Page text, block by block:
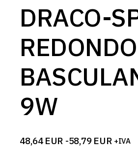
DRACO-
REDONDO
9W
48,64 EUR -58,79 EUR
Rango +IVA